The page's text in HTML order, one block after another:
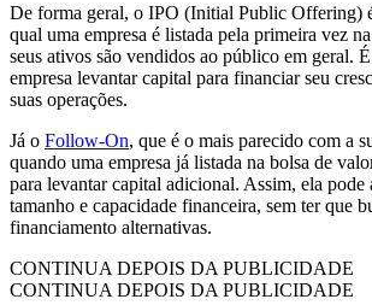
De forma geral, o IPO (Initial Public Offering)
qual uma empresa é listada pela primeira vez
seus ativos são vendidos ao público em geral.
empresa levantar capital para financiar seu
suas operações.
Já o Follow-On, que é o mais parecido com a
quando uma empresa já listada na bolsa de
para levantar capital adicional. Assim, ela pode
tamanho e capacidade financeira, sem ter que
financiamento alternativas.
CONTINUA DEPOIS DA PUBLICIDADE
CONTINUA DEPOIS DA PUBLICIDADE